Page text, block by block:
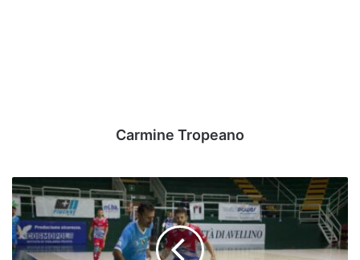
Carmine Tropeano
Massimo
Abate:
"Contenti
di
aver